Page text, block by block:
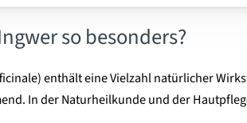
so besonders?
enthält eine Vielzahl natürlicher
In der Naturheilkunde und der